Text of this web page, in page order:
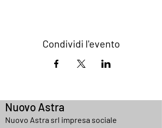
Condividi l'evento
Nuovo Astra
Nuovo Astra srl impresa sociale